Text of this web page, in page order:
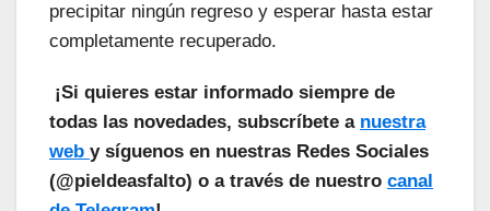
precipitar ningún regreso y esperar hasta estar
completamente recuperado.
¡Si quieres estar informado siempre de
todas las novedades, subscríbete a nuestra
web y síguenos en nuestras Redes Sociales
(@pieldeasfalto) o a través de nuestro canal